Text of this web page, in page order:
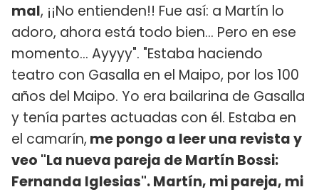
mal, ¡¡No entienden!! Fue así: a Martín lo
adoro, ahora está todo bien... Pero en ese
momento... Ayyyy". "Estaba haciendo
teatro con Gasalla en el Maipo, por los 100
años del Maipo. Yo era bailarina de Gasalla
y tenía partes actuadas con él. Estaba en
el camarín, me pongo a leer una revista y
veo "La nueva pareja de Martín Bossi:
Fernanda Iglesias". Martín, mi pareja, mi